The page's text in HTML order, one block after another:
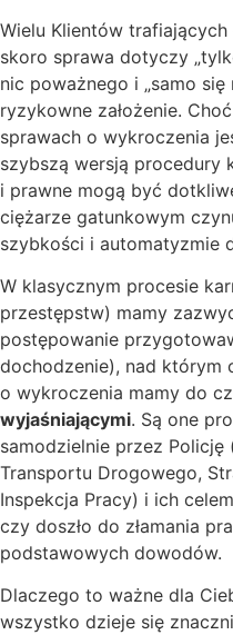
Wielu Klientów
skoro sprawa dotyczy
nic poważnego i „samo się
ryzykowne założenie.
sprawach o wykroczenia
szybszą wersją procedury
i prawne mogą być
ciężarze gatunkowym
szybkości i automatyzmie
W klasycznym procesie
przestępstw) mamy
postępowanie
dochodzenie), nad którym
o wykroczenia mamy do
wyjaśniającymi. Są one
samodzielnie przez Policję
Transportu Drogowego,
Inspekcja Pracy) i ich
czy doszło do złamania
podstawowych dowodów.
Dlaczego to ważne dla
wszystko dzieje się